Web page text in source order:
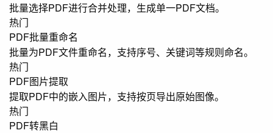
批量选择PDF进行合并处理，生成单一PDF文档。
热门
PDF批量重命名
批量为PDF文件重命名，支持序号、关键词等规则命名。
热门
PDF图片提取
提取PDF中的嵌入图片，支持按页导出原始图像。
热门
PDF转黑白